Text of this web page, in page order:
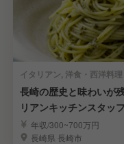
長崎の歴史と味わいが
リアンキッチンスタッ
2日制＊手当充実
年収/300~700万円
長崎県 長崎市